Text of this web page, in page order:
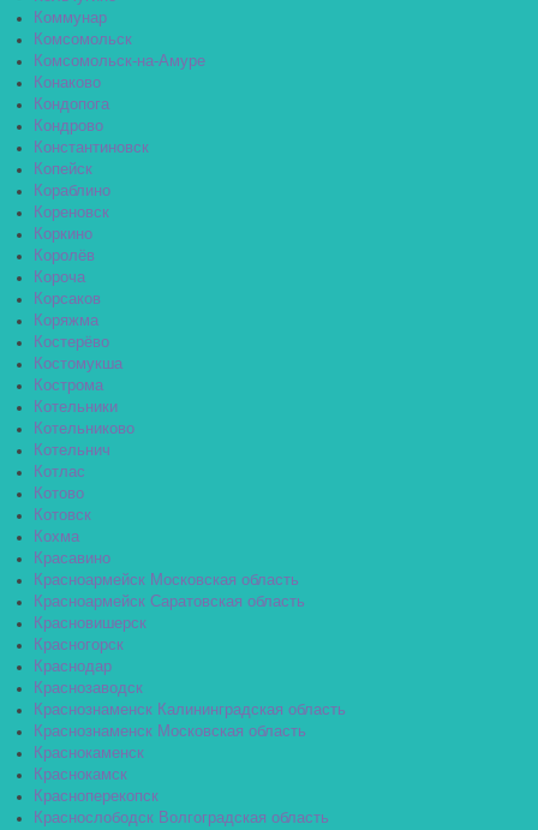
Коммунар
Комсомольск
Комсомольск-на-Амуре
Конаково
Кондопога
Кондрово
Константиновск
Копейск
Кораблино
Кореновск
Коркино
Королёв
Короча
Корсаков
Коряжма
Костерёво
Костомукша
Кострома
Котельники
Котельниково
Котельнич
Котлас
Котово
Котовск
Кохма
Красавино
Красноармейск Московская область
Красноармейск Саратовская область
Красновишерск
Красногорск
Краснодар
Краснозаводск
Краснознаменск Калининградская область
Краснознаменск Московская область
Краснокаменск
Краснокамск
Красноперекопск
Краснослободск Волгоградская область